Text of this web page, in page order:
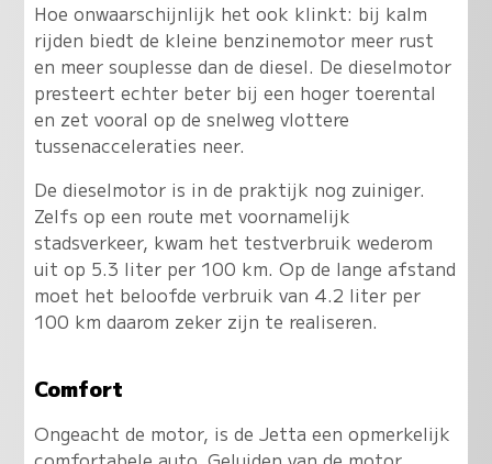
Hoe onwaarschijnlijk het ook klinkt: bij kalm
rijden biedt de kleine benzinemotor meer rust
en meer souplesse dan de diesel. De dieselmotor
presteert echter beter bij een hoger toerental
en zet vooral op de snelweg vlottere
tussenacceleraties neer.
De dieselmotor is in de praktijk nog zuiniger.
Zelfs op een route met voornamelijk
stadsverkeer, kwam het testverbruik wederom
uit op 5.3 liter per 100 km. Op de lange afstand
moet het beloofde verbruik van 4.2 liter per
100 km daarom zeker zijn te realiseren.
Comfort
Ongeacht de motor, is de Jetta een opmerkelijk